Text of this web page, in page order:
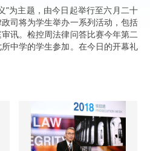
为主题，由今日起举行至六月二十
司将为学生举办一系列活动，包括
讯。检控周法律问答比赛今年第二
中学的学生参加。在今日的开幕礼